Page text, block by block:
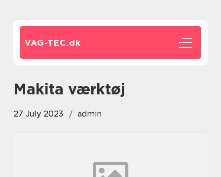
VAG-TEC.dk
Makita værktøj
27 July 2023 admin